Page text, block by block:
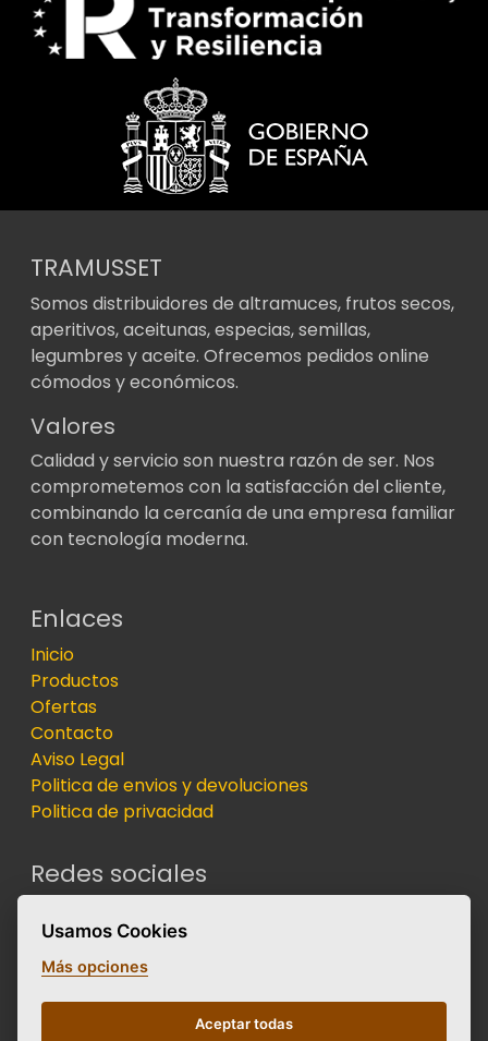
TRAMUSSET
Somos distribuidores de altramuces, frutos secos,
aperitivos, aceitunas, especias, semillas,
legumbres y aceite. Ofrecemos pedidos online
cómodos y económicos.
Valores
Calidad y servicio son nuestra razón de ser. Nos
comprometemos con la satisfacción del cliente,
combinando la cercanía de una empresa familiar
con tecnología moderna.
Enlaces
Inicio
Productos
Ofertas
Contacto
Aviso Legal
Politica de envios y devoluciones
Politica de privacidad
Redes sociales
Contacto
Pol. Ind. Olivarons, Cl Irlanda, 20, 46430, Sollana,
Usamos Cookies
Más opciones
Aceptar todas